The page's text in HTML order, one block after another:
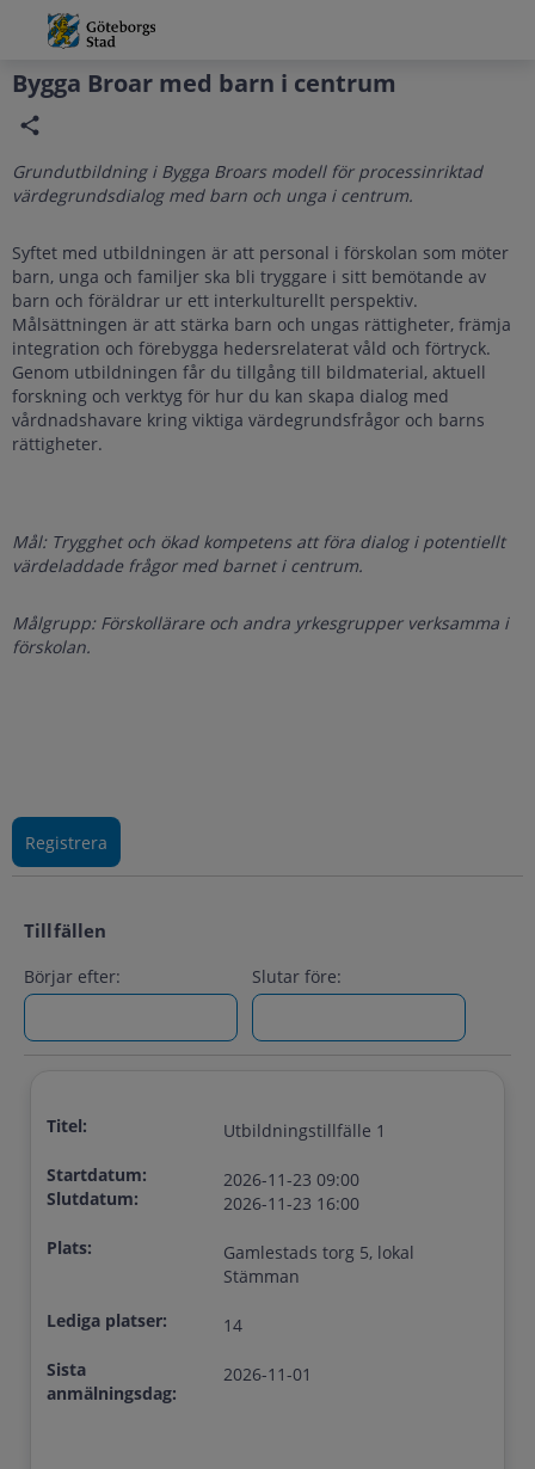
Grade
Portal
Bygga Broar med barn i centrum
Grundutbildning i Bygga Broars modell för processinriktad
värdegrundsdialog med barn och unga i centrum.
Syftet med utbildningen är att personal i förskolan som möter
barn, unga och familjer ska bli tryggare i sitt bemötande av
barn och föräldrar ur ett interkulturellt perspektiv.
Målsättningen är att stärka barn och ungas rättigheter, främja
integration och förebygga hedersrelaterat våld och förtryck.
Genom utbildningen får du tillgång till bildmaterial, aktuell
forskning och verktyg för hur du kan skapa dialog med
vårdnadshavare kring viktiga värdegrundsfrågor och barns
rättigheter.
Mål: Trygghet och ökad kompetens att föra dialog i potentiellt
värdeladdade frågor med barnet i centrum.
Målgrupp: Förskollärare och andra yrkesgrupper verksamma i
förskolan.
Tillfällen
Börjar efter: Slutar före:
Titel:
Utbildningstillfälle 1
Startdatum:
Slutdatum:
2026-11-23 09:00
2026-11-23 16:00
Plats:
Gamlestads torg 5, lokal
Stämman
Lediga platser:
14
Sista
anmälningsdag:
2026-11-01